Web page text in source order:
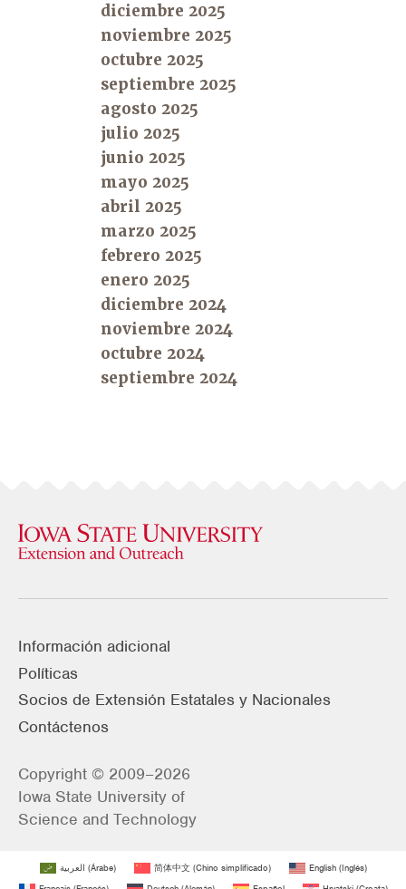
diciembre 2025
noviembre 2025
octubre 2025
septiembre 2025
agosto 2025
julio 2025
junio 2025
mayo 2025
abril 2025
marzo 2025
febrero 2025
enero 2025
diciembre 2024
noviembre 2024
octubre 2024
septiembre 2024
Información adicional
Políticas
Socios de Extensión Estatales y Nacionales
Contáctenos
Copyright © 2009–2026
Iowa State University of
Science and Technology
العربية (Árabe) 简体中文(Chino simplificado) English(Inglés)